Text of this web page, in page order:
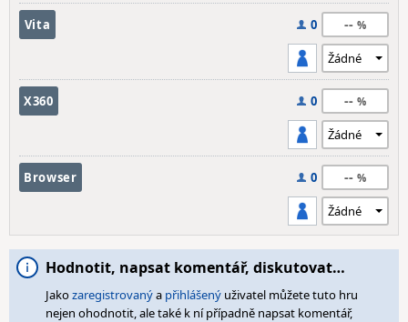
Vita 0 --
X360 0 --
Browser 0 --
Hodnotit, napsat komentář, diskutovat…
Jakozaregistrovanýa přihlášený uživatel můžete tuto hru
nejen ohodnotit, ale také k ní případně napsat komentář,